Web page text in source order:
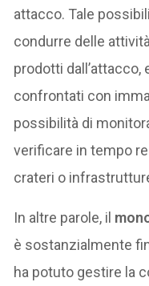
attacco. Tale
condurre delle
prodotti
confrontati con
possibilità di
verificare in tempo
crateri o
In altre parole, il
è sostanzialmente
ha potuto gestire la